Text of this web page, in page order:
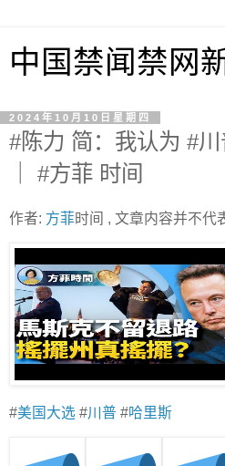
中国禁闻禁网
2024年10月10日星期四
#陈力 简：我认为 #
｜ #方菲 时间
作者: 方菲时间 , 文章内容并不代
#美国大选 #川普 #哈里斯